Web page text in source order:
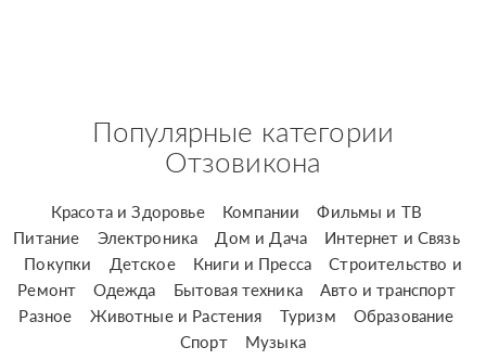
Популярные категории
Отзовикона
Красота и Здоровье Компании
Фильмы и ТВ
Питание
Электроника Дом и Дача
Интернет и Связь
Покупки
Детское Книги и Пресса
Строительство и
Ремонт
Одежда Бытовая техника
Авто и транспорт
Разное
Животные и Растения Туризм
Образование
Спорт
Музыка